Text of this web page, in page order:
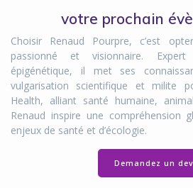
votre prochain
Choisir Renaud Pourpre, c’est
passionné et visionnaire.
épigénétique, il met ses
vulgarisation scientifique et milite
Health, alliant santé humaine,
Renaud inspire une compréhension
enjeux de santé et d’écologie.
Demandez un